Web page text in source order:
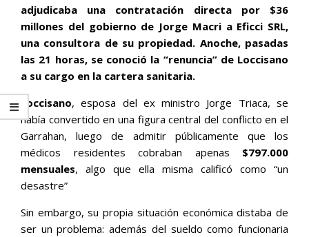
adjudicaba una contratación directa por $36
millones del gobierno de Jorge Macri a Eficci SRL,
una consultora de su propiedad. Anoche, pasadas
las 21 horas, se conoció la “renuncia” de Loccisano
a su cargo en la cartera sanitaria.
Loccisano, esposa del ex ministro Jorge Triaca, se
había convertido en una figura central del conflicto en el
Garrahan, luego de admitir públicamente que los
médicos residentes cobraban apenas $797.000
mensuales, algo que ella misma calificó como “un
desastre”
Sin embargo, su propia situación económica distaba de
ser un problema: además del sueldo como funcionaria